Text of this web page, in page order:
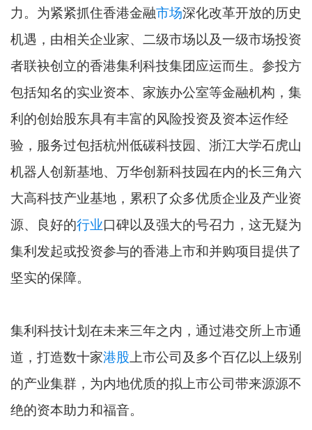
力。为紧紧抓住香港金融市场深化改革开放的历史
机遇，由相关企业家、二级市场以及一级市场投资
者联袂创立的香港集利科技集团应运而生。参投方
包括知名的实业资本、家族办公室等金融机构，集
利的创始股东具有丰富的风险投资及资本运作经
验，服务过包括杭州低碳科技园、浙江大学石虎山
机器人创新基地、万华创新科技园在内的长三角六
大高科技产业基地，累积了众多优质企业及产业资
源、良好的行业口碑以及强大的号召力，这无疑为
集利发起或投资参与的香港上市和并购项目提供了
坚实的保障。
集利科技计划在未来三年之内，通过港交所上市通
道，打造数十家港股 上市公司及多个百亿以上级别
的产业集群，为内地优质的拟上市公司带来源源不
绝的资本助力和福音。